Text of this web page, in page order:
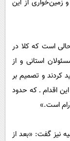
از این
است که کلا در
نباشد اما مسئولان استانی و از
کردند و تصمیم بر
اقدام ـ که حدود
نیز گفت: «بعد از